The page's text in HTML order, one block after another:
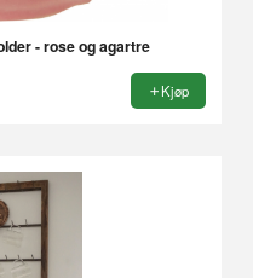
- rose og agartre
Kjøp